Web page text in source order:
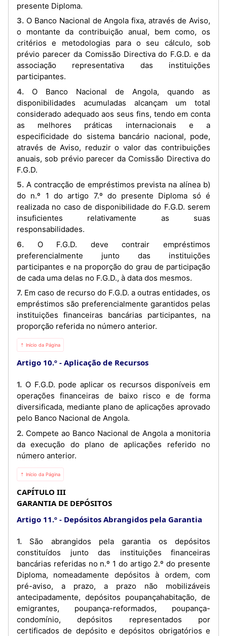
presente Diploma.
3. O Banco Nacional de Angola fixa, através de Aviso,
o montante da contribuição anual, bem como, os
critérios e metodologias para o seu cálculo, sob
prévio parecer da Comissão Directiva do F.G.D. e da
associação representativa das instituições
participantes.
4. O Banco Nacional de Angola, quando as
disponibilidades acumuladas alcançam um total
considerado adequado aos seus fins, tendo em conta
as melhores práticas internacionais e a
especificidade do sistema bancário nacional, pode,
através de Aviso, reduzir o valor das contribuições
anuais, sob prévio parecer da Comissão Directiva do
F.G.D.
5. A contracção de empréstimos prevista na alínea b)
do n.º 1 do artigo 7.º do presente Diploma só é
realizada no caso de disponibilidade do F.G.D. serem
insuficientes relativamente as suas
responsabilidades.
6. O F.G.D. deve contrair empréstimos
preferencialmente junto das instituições
participantes e na proporção do grau de participação
de cada uma delas no F.G.D., à data dos mesmos.
7. Em caso de recurso do F.G.D. a outras entidades, os
empréstimos são preferencialmente garantidos pelas
instituições financeiras bancárias participantes, na
proporção referida no número anterior.
⇡ Início da Página
Artigo 10.º Aplicação de Recursos
1. O F.G.D. pode aplicar os recursos disponíveis em
operações financeiras de baixo risco e de forma
diversificada, mediante plano de aplicações aprovado
pelo Banco Nacional de Angola.
2. Compete ao Banco Nacional de Angola a monitoria
da execução do plano de aplicações referido no
número anterior.
⇡ Início da Página
CAPÍTULO III
GARANTIA DE DEPÓSITOS
Artigo 11.º
Depósitos Abrangidos pela Garantia
1. São abrangidos pela garantia os depósitos
constituídos junto das instituições financeiras
bancárias referidas no n.º 1 do artigo 2.º do presente
Diploma, nomeadamente depósitos à ordem, com
pré-aviso, a prazo, a prazo não mobilizáveis
antecipadamente, depósitos poupançahabitação, de
emigrantes, poupança-reformados, poupança-
condomínio, depósitos representados por
certificados de depósito e depósitos obrigatórios e